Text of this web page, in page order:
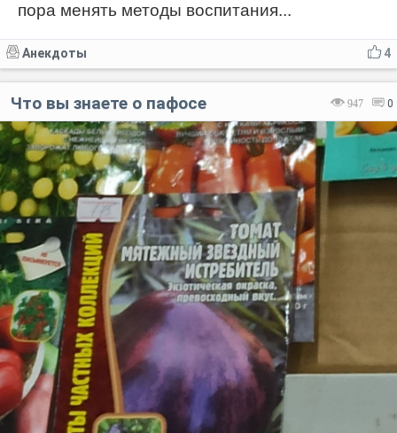
пора менять методы воспитания...
4
Анекдоты
947 0
Что вы знаете о пафосе